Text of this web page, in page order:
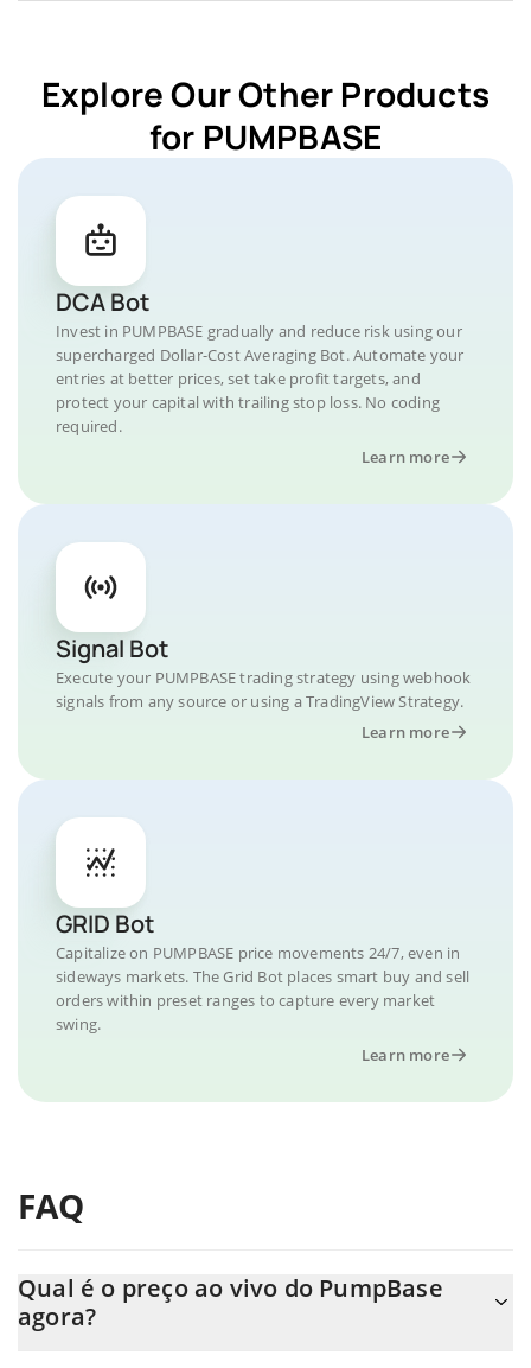
Explore Our Other Products
for PUMPBASE
DCA Bot
Invest in PUMPBASE gradually and reduce risk using our
supercharged Dollar-Cost Averaging Bot. Automate your
entries at better prices, set take profit targets, and
protect your capital with trailing stop loss. No coding
required.
Learn more
Signal Bot
Execute your PUMPBASE trading strategy using webhook
signals from any source or using a TradingView Strategy.
Learn more
GRID Bot
Capitalize on PUMPBASE price movements 24/7, even in
sideways markets. The Grid Bot places smart buy and sell
orders within preset ranges to capture every market
swing.
Learn more
FAQ
Qual é o preço ao vivo do PumpBase
agora?